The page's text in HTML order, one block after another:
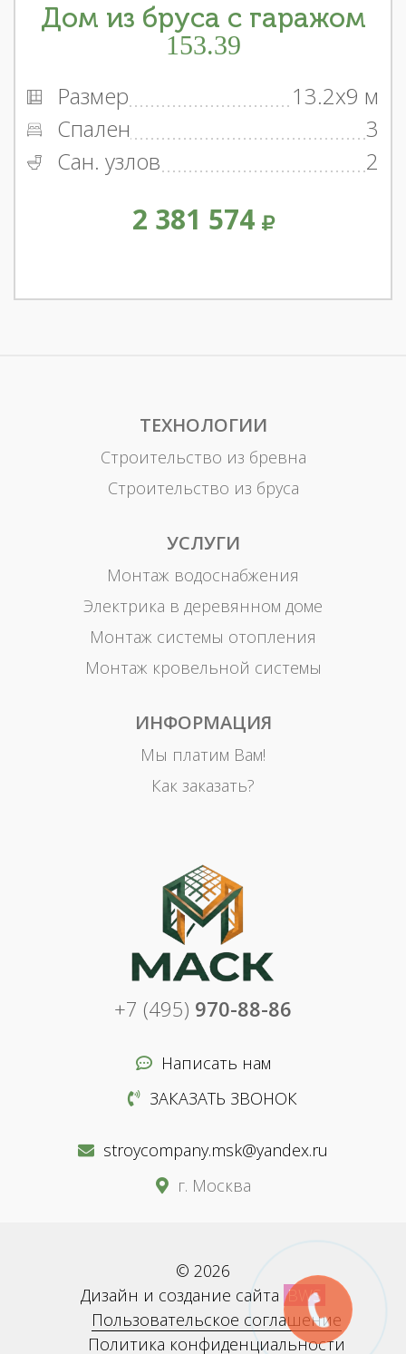
Дом из бруса с гаражом
153.39
Размер
13.2x9 м
Спален
3
Сан. узлов
2
2 381 574
ТЕХНОЛОГИИ
Строительство из бревна
Строительство из бруса
УСЛУГИ
Монтаж водоснабжения
Электрика в деревянном доме
Монтаж системы отопления
Монтаж кровельной системы
ИНФОРМАЦИЯ
Мы платим Вам!
Как заказать?
+7 (495) 970-88-86
Написать нам
ЗАКАЗАТЬ ЗВОНОК
stroycompany.msk@yandex.ru
г. Москва
© 2026
Дизайн и создание сайта BWS
Пользовательское соглашение
Политика конфиденциальности